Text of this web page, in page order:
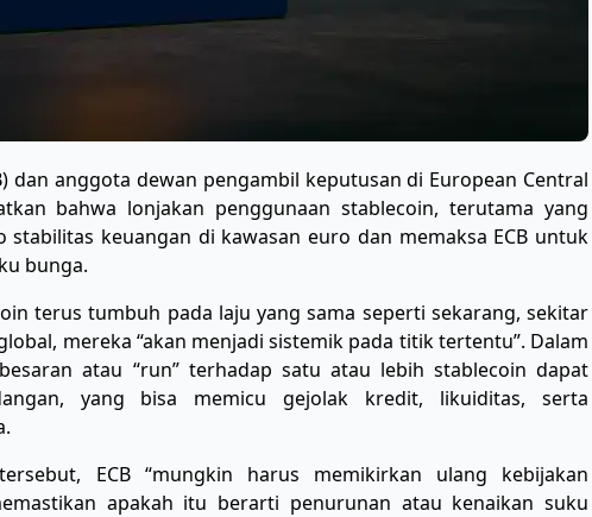
dan anggota dewan pengambil keputusan di European Central
bahwa lonjakan penggunaan stablecoin, terutama yang
keuangan di kawasan euro dan memaksa ECB untuk
bunga.
terus tumbuh pada laju yang sama seperti sekarang, sekitar
mereka “akan menjadi sistemik pada titik tertentu”. Dalam
atau “run” terhadap satu atau lebih stablecoin dapat
yang bisa memicu gejolak kredit, likuiditas, serta
ECB “mungkin harus memikirkan ulang kebijakan
apakah itu berarti penurunan atau kenaikan suku